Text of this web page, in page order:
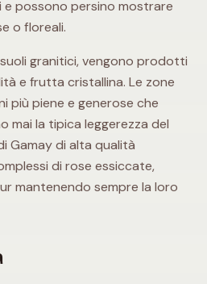
possono persino mostrare
o floreali.
granitici, vengono prodotti
e frutta cristallina. Le zone
più piene e generose che
mai la tipica leggerezza del
Gamay di alta qualità
di rose essiccate,
mantenendo sempre la loro